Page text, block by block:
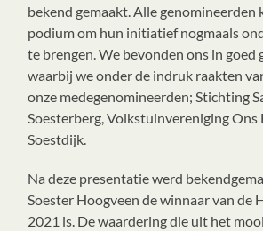
bekend gemaakt. Alle genomineerden
podium om hun initiatief nogmaals
te brengen. We bevonden ons in goed
waarbij we onder de indruk raakten
onze medegenomineerden; Stichting
Soesterberg, Volkstuinvereniging Ons
Soestdijk.
Na deze presentatie werd
Soester Hoogveen de winnaar van de
2021 is. De waardering die uit het